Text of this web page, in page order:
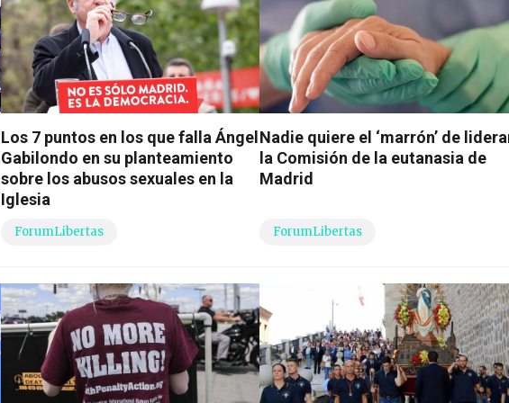
Los 7 puntos en los que falla Ángel
Gabilondo en su planteamiento
sobre los abusos sexuales en la
Iglesia
ForumLibertas
Nadie quiere el ‘marrón’ de
la Comisión de la eutanasia de
Madrid
ForumLibertas